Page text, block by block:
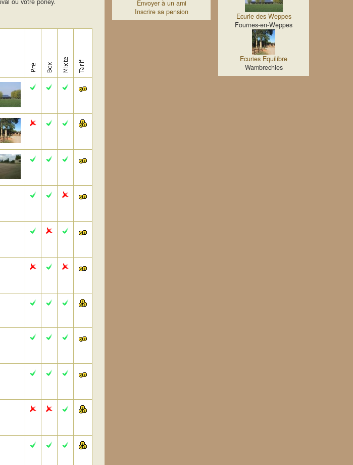
Envoyer à un ami
Inscrire sa pension
Ecurie des Weppes
Fournes-en-Weppes
Ecuries Equilibre
Wambrechies